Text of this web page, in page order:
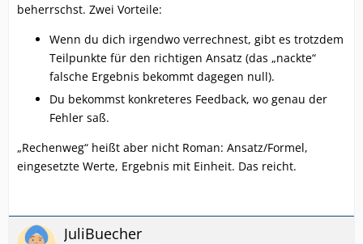
beherrschst. Zwei Vorteile:
Wenn du dich irgendwo verrechnest, gibt es trotzdem
Teilpunkte für den richtigen Ansatz (das „nackte“
falsche Ergebnis bekommt dagegen null).
Du bekommst konkreteres Feedback, wo genau der
Fehler saß.
„Rechenweg“ heißt aber nicht Roman: Ansatz/Formel,
eingesetzte Werte, Ergebnis mit Einheit. Das reicht.
JuliBuecher